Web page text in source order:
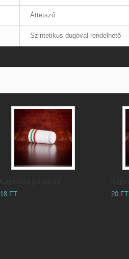
Áttetsző
Szintetikus dugóval rendelhető
18 FT 20 FT